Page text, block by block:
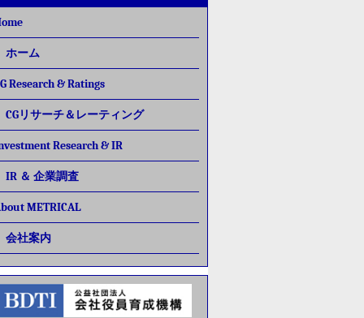
ホーム
Research & Ratings
CGリサーチ＆レーティング
Research & IR
IR ＆ 企業調査
METRICAL
会社案内